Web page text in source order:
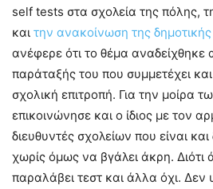
self tests στα σχολεία της πόλης,
και την ανακοίνωση της
ανέφερε ότι το θέμα αναδείχθηκε
παράταξής του που συμμετέχει
σχολική επιτροπή. Για την μοίρα
επικοινώνησε και ο ίδιος με τον
διευθυντές σχολείων που είναι
χωρίς όμως να βγάλει άκρη. Διότι
παραλάβει τεστ και άλλα όχι. Δεν